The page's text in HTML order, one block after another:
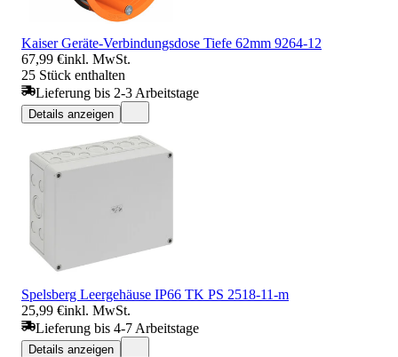
Kaiser Geräte-Verbindungsdose Tiefe 62mm 9264-12
67,99 €inkl. MwSt.
25 Stück enthalten
Lieferung bis 2-3 Arbeitstage
Details anzeigen
Spelsberg Leergehäuse IP66 TK PS 2518-11-m
25,99 €inkl. MwSt.
Lieferung bis 4-7 Arbeitstage
Details anzeigen